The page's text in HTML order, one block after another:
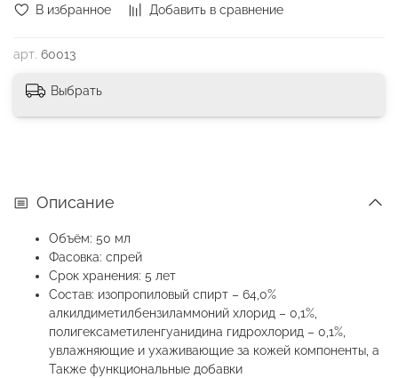
В избранное Добавить в сравнение
арт. 60013
Выбрать
Описание
Объём: 50 мл
Фасовка: спрей
Срок хранения: 5 лет
Состав: изопропиловый спирт – 64,0%
алкилдиметилбензиламмоний хлорид – 0,1%,
полигексаметиленгуанидина гидрохлорид – 0,1%,
увлажняющие и ухаживающие за кожей компоненты, а
Также функциональные добавки